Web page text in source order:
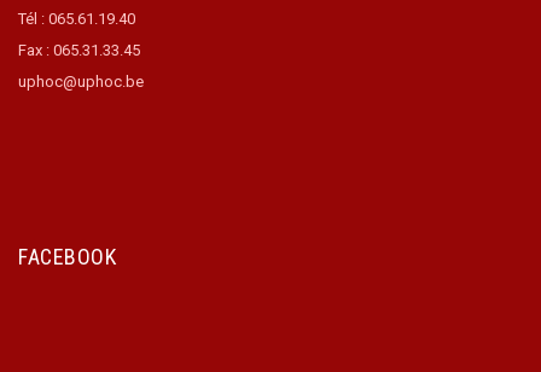
Tél : 065.61.19.40
Fax : 065.31.33.45
uphoc@uphoc.be
FACEBOOK